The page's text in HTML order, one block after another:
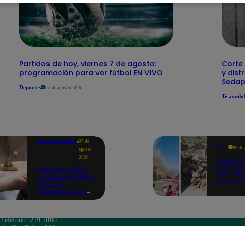
Partidos de hoy, viernes 7 de agosto:
programación para ver fútbol EN VIVO
Deportes 07 de agosto 2026
Corte
y
Te ayudo
Entretenimiento 07 de
agosto
2026
Presentan el libro
más pequeño de la
Feria del
Internacional del
Perú 06 de
Sismo de
Junín
heridos,
propició
Teléfono: 219 1000